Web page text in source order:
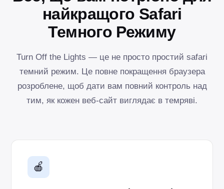
найкращого Safari
Темного Режиму
Turn Off the Lights — це не просто простий safari
темний режим. Це повне покращення браузера
розроблене, щоб дати вам повний контроль над
тим, як кожен веб-сайт виглядає в темряві.
🍎